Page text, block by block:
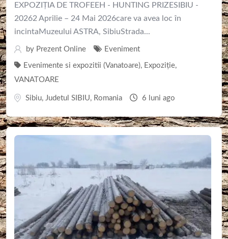
EXPOZIȚIA DE TROFEEH - HUNTING PRIZESIBIU -
20262 Aprilie – 24 Mai 2026care va avea loc în
incintaMuzeului ASTRA, SibiuStrada...
by Prezent Online Eveniment
Evenimente si expozitii (Vanatoare), Expoziție,
VANATOARE
Sibiu, Judetul SIBIU, Romania 6 luni ago